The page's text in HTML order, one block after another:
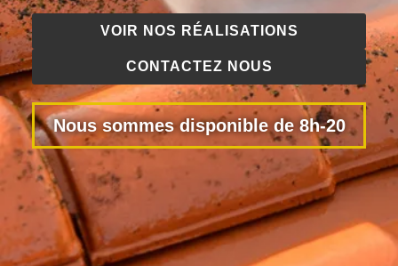
VOIR NOS RÉALISATIONS
CONTACTEZ NOUS
Nous sommes disponible de 8h-20